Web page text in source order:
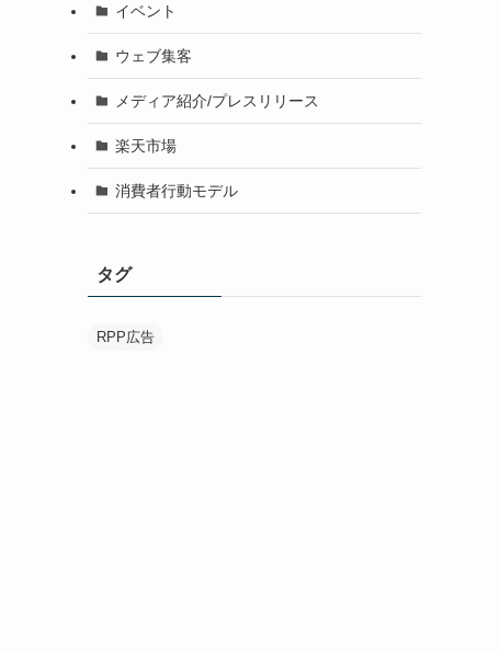
イベント
ウェブ集客
メディア紹介/プレスリリース
楽天市場
消費者行動モデル
タグ
RPP広告